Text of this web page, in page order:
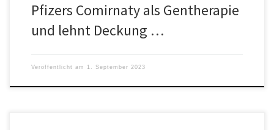
Pfizers Comirnaty als Gentherapie
und lehnt Deckung …
Veröffentlicht am 1. September 2023